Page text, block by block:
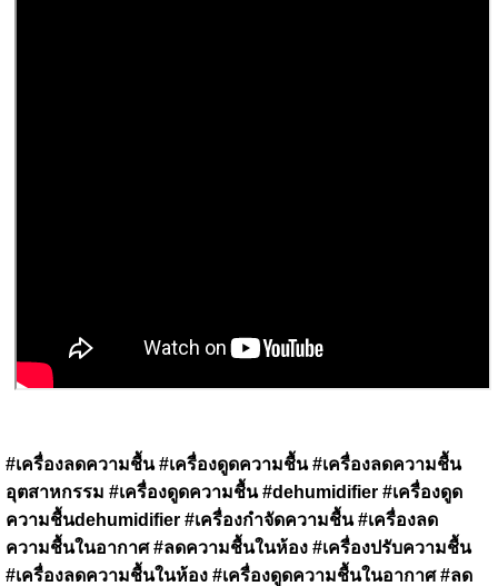
#เครื่องลดความชื้น #เครื่องดูดความชื้น #เครื่องลดความชื้น
อุตสาหกรรม #เครื่องดูดความชื้น #dehumidifier #เครื่องดูด
ความชื้นdehumidifier #เครื่องกำจัดความชื้น #เครื่องลด
ความชื้นในอากาศ #ลดความชื้นในห้อง #เครื่องปรับความชื้น
#เครื่องลดความชื้นในห้อง #เครื่องดูดความชื้นในอากาศ #ลด